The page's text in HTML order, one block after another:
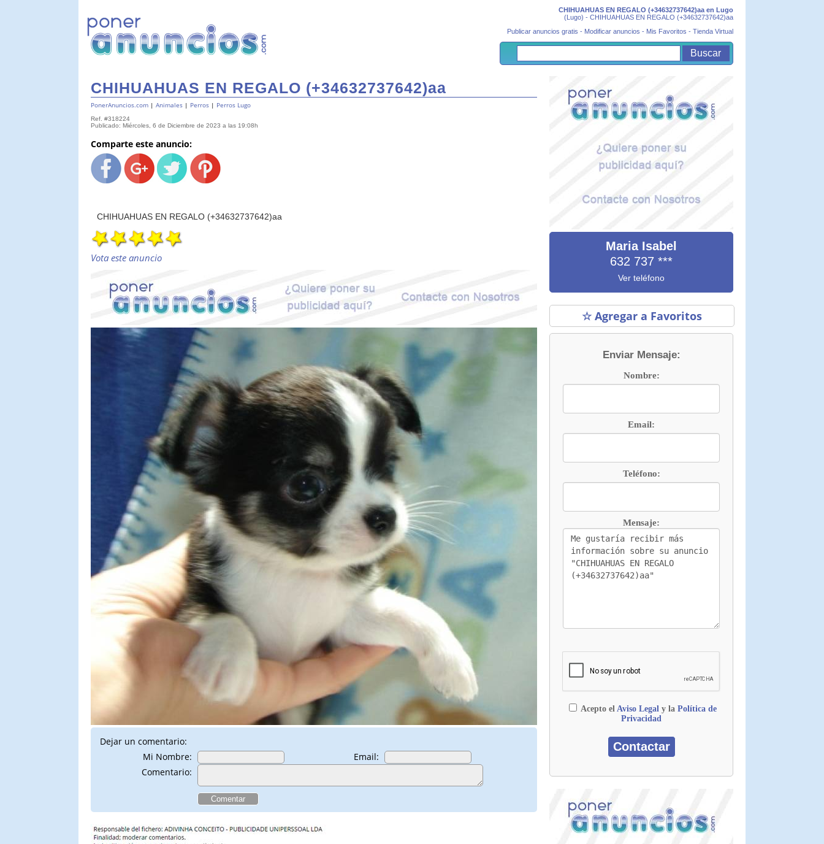
CHIHUAHUAS EN REGALO (+34632737642)aa en Lugo
(Lugo) - CHIHUAHUAS EN REGALO (+34632737642)aa
Publicar anuncios gratis - Modificar anuncios - Mis Favoritos - Tienda Virtual
CHIHUAHUAS EN REGALO (+34632737642)aa
PonerAnuncios.com | Animales | Perros | Perros Lugo
Ref. #318224
Publicado: Miércoles, 6 de Diciembre de 2023 a las 19:08h
Comparte este anuncio:
CHIHUAHUAS EN REGALO (+34632737642)aa
Vota este anuncio
Dejar un comentario:
Mi Nombre:
Email:
Comentario:
Maria Isabel
632 737 ***
Ver teléfono
☆ Agregar a Favoritos
Enviar Mensaje:
Nombre:
Email:
Teléfono:
Mensaje:
Acepto el Aviso Legaly la Política de
Privacidad